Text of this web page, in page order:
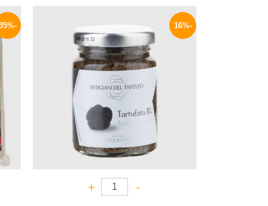
-16%
-
+
هو:
650 EGP.
هو:
549 EGP.
-35%